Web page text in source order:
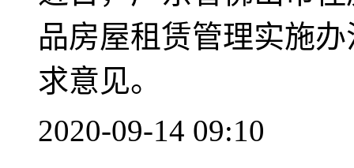
品房屋租赁管理实施
求意见。
2020-09-14 09:10